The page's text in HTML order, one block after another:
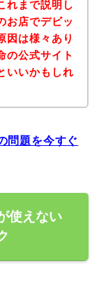
れまで説明し
お店でデビッ
因は様々あり
の公式サイト
いいかもしれ
問題を今すぐ
使えない